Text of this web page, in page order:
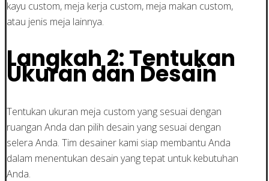
kayu custom, meja kerja custom, meja makan custom,
atau jenis meja lainnya.
Langkah 2: Tentukan
Ukuran dan Desain
Tentukan ukuran meja custom yang sesuai dengan
ruangan Anda dan pilih desain yang sesuai dengan
selera Anda. Tim desainer kami siap membantu Anda
dalam menentukan desain yang tepat untuk kebutuhan
Anda.